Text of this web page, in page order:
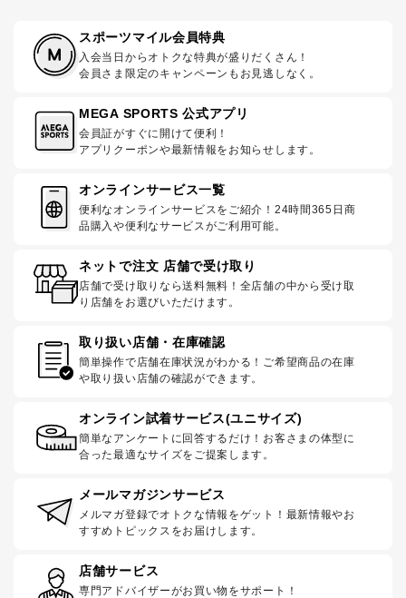
スポーツマイル会員特典
入会当日からオトクな特典が盛りだくさん！
会員さま限定のキャンペーンもお見逃しなく。
MEGA SPORTS 公式アプリ
会員証がすぐに開けて便利！
アプリクーポンや最新情報をお知らせします。
オンラインサービス一覧
便利なオンラインサービスをご紹介！24時間365日商
品購入や便利なサービスがご利用可能。
ネットで注文 店舗で受け取り
店舗で受け取りなら送料無料！全店舗の中から受け取
り店舗をお選びいただけます。
取り扱い店舗・在庫確認
簡単操作で店舗在庫状況がわかる！ご希望商品の在庫
や取り扱い店舗の確認ができます。
オンライン試着サービス(ユニサイズ)
簡単なアンケートに回答するだけ！お客さまの体型に
合った最適なサイズをご提案します。
メールマガジンサービス
メルマガ登録でオトクな情報をゲット！最新情報やお
すすめトピックスをお届けします。
店舗サービス
専門アドバイザーがお買い物をサポート！